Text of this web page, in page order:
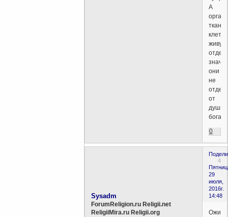
А
ткани,
клетки
живут
значит
они
не
от
души
бога.
0
4
29
июля,
2016г.
14:48
Sysadm
ForumReligion.ru Religii.net
ReligiiMira.ru Religii.org